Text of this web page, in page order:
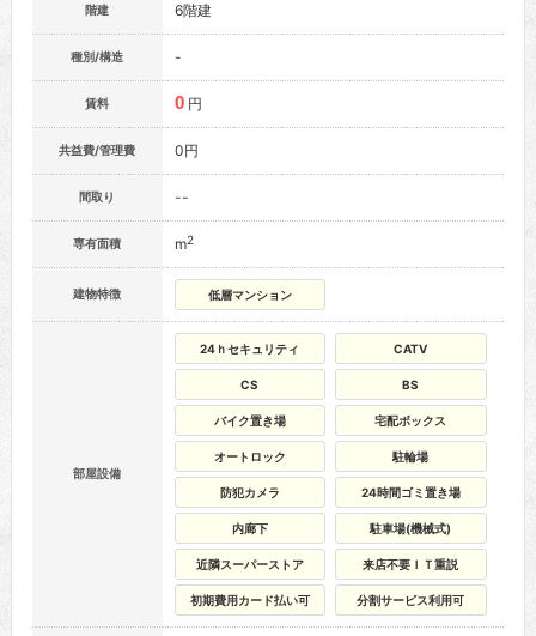
階建 6階建
種別/構造 -
賃料 0 円
共益費/管理費 0円
間取り --
専有面積 m2
建物特徴 低層マンション
部屋設備
24ｈセキュリティ CATV
CS BS
バイク置き場 宅配ボックス
オートロック 駐輪場
防犯カメラ 24時間ゴミ置き場
内廊下 駐車場(機械式)
近隣スーパーストア 来店不要ＩＴ重説
初期費用カード払い可 分割サービス利用可